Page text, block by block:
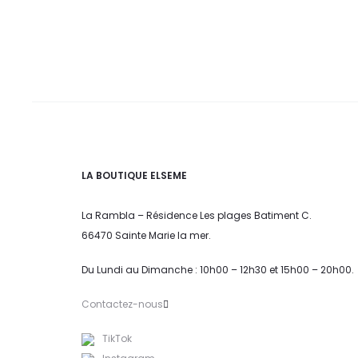
LA BOUTIQUE ELSEME
La Rambla – Résidence Les plages Batiment C.
66470 Sainte Marie la mer.
Du Lundi au Dimanche : 10h00 – 12h30 et 15h00 – 20h00.
Contactez-nous
TikTok